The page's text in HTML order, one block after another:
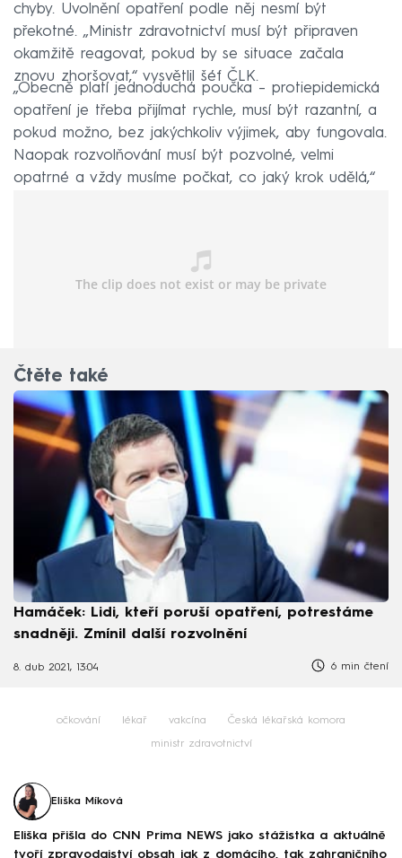
chyby. Uvolnění opatření podle něj nesmí být
překotné. „Ministr zdravotnictví musí být připraven
okamžitě reagovat, pokud by se situace začala
znovu zhoršovat,“ vysvětlil šéf ČLK.
„Obecně platí jednoduchá poučka – protiepidemická
opatření je třeba přijímat rychle, musí být razantní, a
pokud možno, bez jakýchkoliv výjimek, aby fungovala.
Naopak rozvolňování musí být pozvolné, velmi
opatrné a vždy musíme počkat, co jaký krok udělá,“
Čtěte také
Hamáček: Lidi, kteří poruší opatření, potrestáme
snadněji. Zmínil další rozvolnění
8. dub 2021, 13:04 6 min čtení
očkování lékař vakcína Česká lékařská komora
ministr zdravotnictví
Eliška Míková
Eliška přišla do CNN Prima NEWS jako stážistka a aktuálně
tvoří zpravodajství obsah jak z domácího, tak zahraničního